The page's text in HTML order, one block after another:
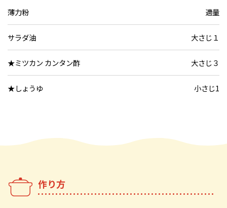
薄力粉 適量
サラダ油 大さじ１
★ミツカン カンタン酢 大さじ３
★しょうゆ 小さじ1
作り方